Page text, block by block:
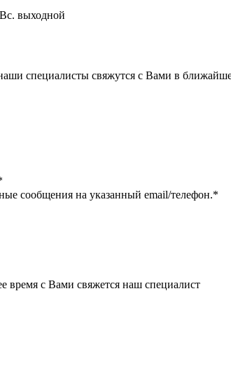
выходной
специалисты свяжутся с Вами в
сообщения на указанный email/телефон.*
с Вами свяжется наш специалист